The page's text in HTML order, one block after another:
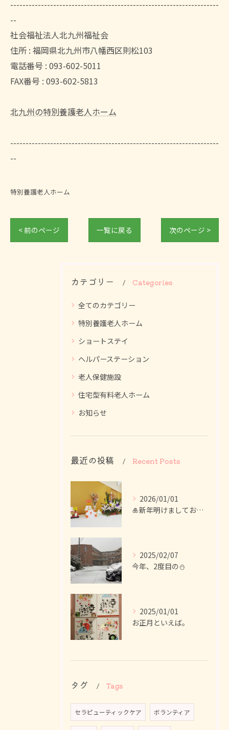
--------------------------------------------------------------------
--
社会福祉法人北九州福祉会
住所 : 福岡県北九州市八幡西区則松103
電話番号 : 093-602-5011
FAX番号 : 093-602-5813
北九州の特別養護老人ホーム
--------------------------------------------------------------------
--
特別養護老人ホーム
< 前のページ 一覧に戻る 次のページ >
カテゴリー Categories
全てのカテゴリー
特別養護老人ホーム
ショートステイ
ヘルパーステーション
老人保健施設
住宅型有料老人ホーム
お知らせ
最近の投稿 Recent Posts
2026/01/01
🎍新年明けましておめでとうございます！
2025/02/07
今年、2度目の⛄
2025/01/01
お正月といえば。
タグ Tags
セラピューティックケア ボランティア